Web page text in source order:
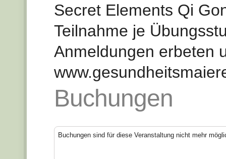
Secret Elements Qi
Teilnahme je
Anmeldungen erbeten
Buchungen
Buchungen sind für diese Veranstaltung nicht mehr